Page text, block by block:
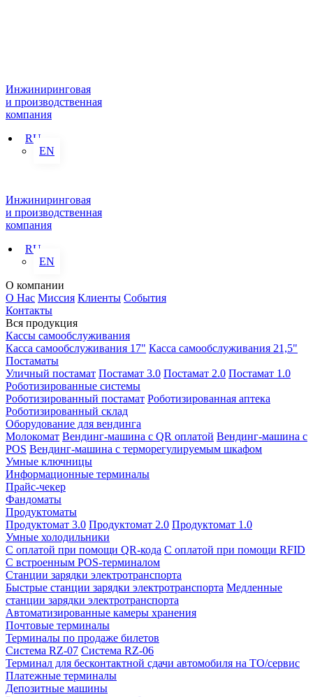
Инжиниринговая
и производственная
компания
RU
EN
Инжиниринговая
и производственная
компания
RU
EN
О компании
О Нас Миссия Клиенты События
Контакты
Вся продукция
Кассы самообслуживания
Касса самообслуживания 17" Касса самообслуживания 21,5"
Постаматы
Уличный постамат Постамат 3.0 Постамат 2.0 Постамат 1.0
Роботизированные системы
Роботизированный постамат Роботизированная аптека
Роботизированный склад
Оборудование для вендинга
Молокомат Вендинг-машина с QR оплатой Вендинг-машина с
POS Вендинг-машина с терморегулируемым шкафом
Умные ключницы
Информационные терминалы
Прайс-чекер
Фандоматы
Продуктоматы
Продуктомат 3.0 Продуктомат 2.0 Продуктомат 1.0
Умные холодильники
С оплатой при помощи QR-кода С оплатой при помощи RFID
С встроенным POS-терминалом
Станции зарядки электротранспорта
Быстрые станции зарядки электротранспорта Медленные
станции зарядки электротранспорта
Автоматизированные камеры хранения
Почтовые терминалы
Терминалы по продаже билетов
Система RZ-07 Система RZ-06
Терминал для бесконтактной сдачи автомобиля на ТО/сервис
Платежные терминалы
Депозитные машины